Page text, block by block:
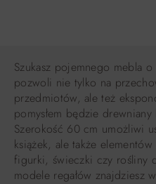
Szukasz pojemnego mebla
pozwoli nie tylko na
przedmiotów, ale też
pomysłem będzie drewniany
Szerokość 60 cm umożliwi
książek, ale także
figurki, świeczki czy rośliny
modele regałów